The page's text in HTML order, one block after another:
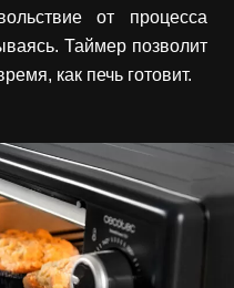
от процесса
Таймер позволит
как печь готовит.